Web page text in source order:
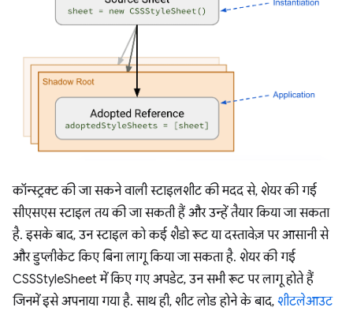
कॉन्स्ट्रक्ट की जा सकने वाली स्टाइलशीट की मदद से, शेयर की गई
सीएसएस स्टाइल तय की जा सकती हैं और उन्हें तैयार किया जा सकता
है. इसके बाद, उन स्टाइल को कई शैडो रूट या दस्तावेज़ पर आसानी से
और डुप्लीकेट किए बिना लागू किया जा सकता है. शेयर की गई
CSSStyleSheet में किए गए अपडेट, उन सभी रूट पर लागू होते हैं
जिनमें इसे अपनाया गया है. साथ ही, शीट लोड होने के बाद, शीटलेआउट